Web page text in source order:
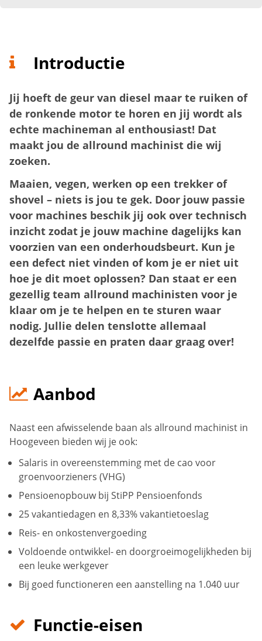
Introductie
Jij hoeft de geur van diesel maar te ruiken of
de ronkende motor te horen en jij wordt als
echte machineman al enthousiast! Dat
maakt jou de allround machinist die wij
zoeken.
Maaien, vegen, werken op een trekker of
shovel – niets is jou te gek. Door jouw passie
voor machines beschik jij ook over technisch
inzicht zodat je jouw machine dagelijks kan
voorzien van een onderhoudsbeurt. Kun je
een defect niet vinden of kom je er niet uit
hoe je dit moet oplossen? Dan staat er een
gezellig team allround machinisten voor je
klaar om je te helpen en te sturen waar
nodig. Jullie delen tenslotte allemaal
dezelfde passie en praten daar graag over!
Aanbod
Naast een afwisselende baan als allround machinist in
Hoogeveen bieden wij je ook:
Salaris in overeenstemming met de cao voor
groenvoorzieners (VHG)
Pensioenopbouw bij StiPP Pensioenfonds
25 vakantiedagen en 8,33% vakantietoeslag
Reis- en onkostenvergoeding
Voldoende ontwikkel- en doorgroeimogelijkheden bij
een leuke werkgever
Bij goed functioneren een aanstelling na 1.040 uur
Functie-eisen